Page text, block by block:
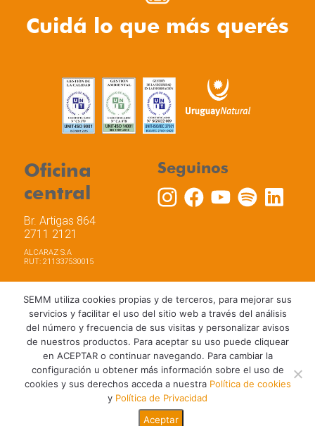
Cuidá lo que más querés
Oficina
central
Br. Artigas 864
2711 2121
ALCARAZ S.A
RUT: 211337530015
Seguinos
Trabaja con nosotros
Política de privacidad
Términos y Condiciones de Uso
Política de Cookies
SEMM utiliza cookies propias y de terceros, para mejorar sus
servicios y facilitar el uso del sitio web a través del análisis
del número y frecuencia de sus visitas y personalizar avisos
de nuestros productos. Para aceptar su uso puede cliquear
en ACEPTAR o continuar navegando. Para cambiar la
configuración u obtener más información sobre el uso de
cookies y sus derechos acceda a nuestra Política de cookies
y Política de Privacidad
Aceptar